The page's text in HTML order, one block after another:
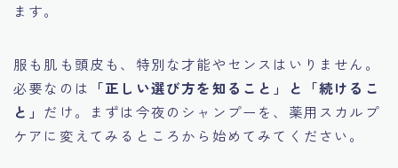
ます。
服も肌も頭皮も、特別な才能やセンスはいりません。
必要なのは 「正しい選び方を知ること」と「続けるこ
と」 だけ。まずは今夜のシャンプーを、薬用スカルプ
ケアに変えてみるところから始めてみてください。